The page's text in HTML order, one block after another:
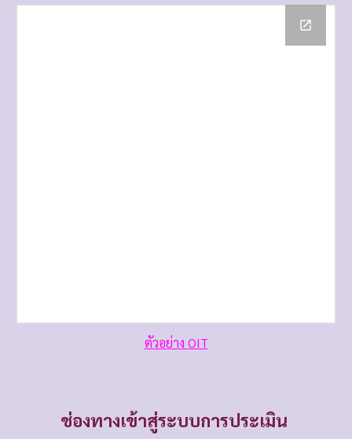
ตัวอย่าง OIT
ช่องทางเข้าสู่ระบบการประเมิน